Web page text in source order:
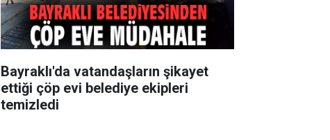
Bayraklı'da vatandaşların şikayet
ettiği çöp evi belediye ekipleri
temizledi